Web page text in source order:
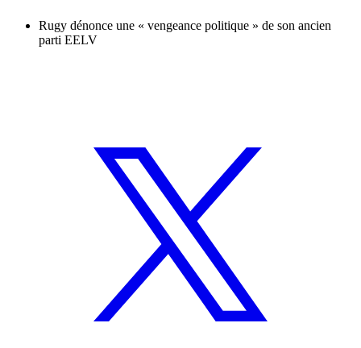
Rugy dénonce une « vengeance politique » de son ancien
parti EELV